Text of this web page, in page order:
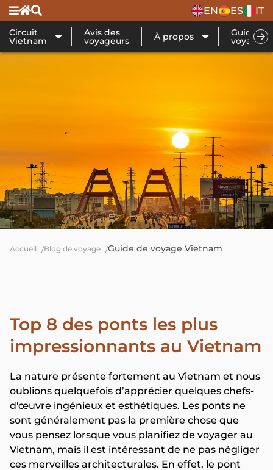
EN ES IT
Circuit
Vietnam
Avis des
voyageurs À propos Guide de
voyage
Accueil Blog de voyage Guide de voyage Vietnam
Top 8 des ponts les plus
impressionnants au Vietnam
La nature présente fortement au Vietnam et nous
oublions quelquefois d’apprécier quelques chefs-
d'œuvre ingénieux et esthétiques. Les ponts ne
sont généralement pas la première chose que
vous pensez lorsque vous planifiez de voyager au
Vietnam, mais il est intéressant de ne pas négliger
ces merveilles architecturales. En effet, le pont